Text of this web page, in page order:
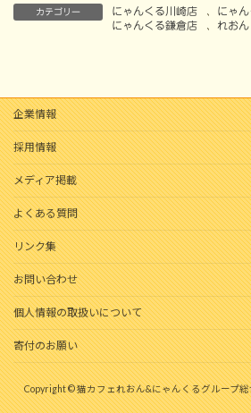
カテゴリー にゃんくる川崎店 にゃ
にゃんくる鎌倉店
れおん
企業情報
採用情報
メディア掲載
よくある質問
リンク集
お問い合わせ
個人情報の取扱いについて
寄付のお願い
Copyright © 猫カフェれおん&にゃんくるグループ